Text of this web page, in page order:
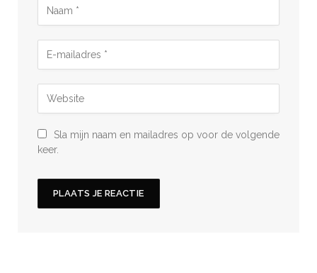
Sla mijn naam en mailadres op voor de volgende
keer.